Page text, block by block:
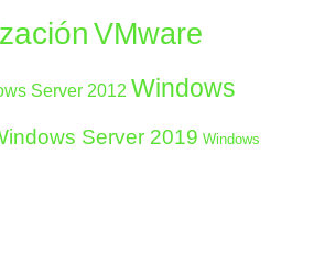
VMware
Server 2012 Windows
Server 2019 Windows